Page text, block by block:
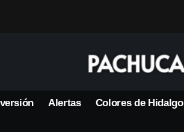
Alertas Colores de Hidalgo